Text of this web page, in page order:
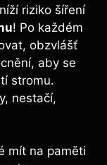
riziko šíření
! Po každém
obzvlášť
aby se
stromu.
nestačí,
mít na paměti